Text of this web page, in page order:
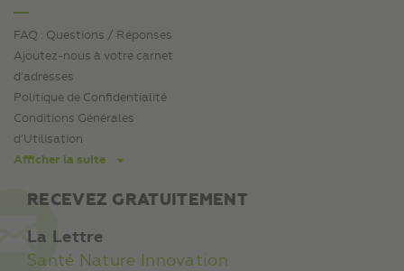
FAQ : Questions / Réponses
Ajoutez-nous à votre carnet
d’adresses
Politique de Confidentialité
Conditions Générales
d’Utilisation
Afficher la suite
RECEVEZ GRATUITEMENT
La Lettre
Santé Nature Innovation